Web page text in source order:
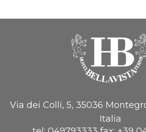
Via dei Colli, 5, 35036
Italia